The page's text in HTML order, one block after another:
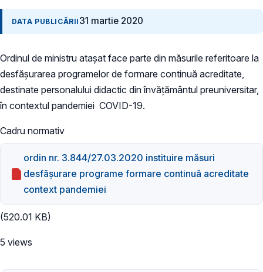
DATA PUBLICĂRII 31 martie 2020
Ordinul de ministru atașat face parte din măsurile referitoare la
desfășurarea programelor de formare continuă acreditate,
destinate personalului didactic din învățământul preuniversitar,
în contextul pandemiei COVID-19.
Cadru normativ
ordin nr. 3.844/27.03.2020 instituire măsuri
desfășurare programe formare continuă acreditate
context pandemiei
(520.01 KB)
5 views